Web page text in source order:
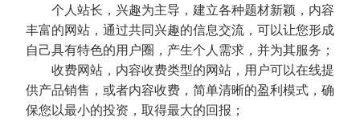
个人站长，兴趣为主导，建立各种题材新颖，内容
丰富的网站，通过共同兴趣的信息交流，可以让您形成
自己具有特色的用户圈，产生个人需求，并为其服务；
收费网站，内容收费类型的网站，用户可以在线提
供产品销售，或者内容收费，简单清晰的盈利模式，确
保您以最小的投资，取得最大的回报；